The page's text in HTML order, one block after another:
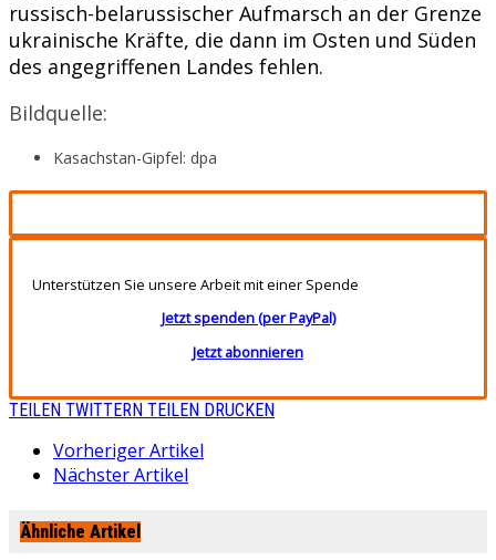
russisch-belarussischer Aufmarsch an der Grenze
ukrainische Kräfte, die dann im Osten und Süden
des angegriffenen Landes fehlen.
Bildquelle:
Kasachstan-Gipfel: dpa
Unterstützen Sie unsere Arbeit mit einer Spende
Jetzt spenden (per PayPal)
Jetzt abonnieren
TEILEN TWITTERN TEILEN DRUCKEN
Vorheriger Artikel
Nächster Artikel
Ähnliche Artikel